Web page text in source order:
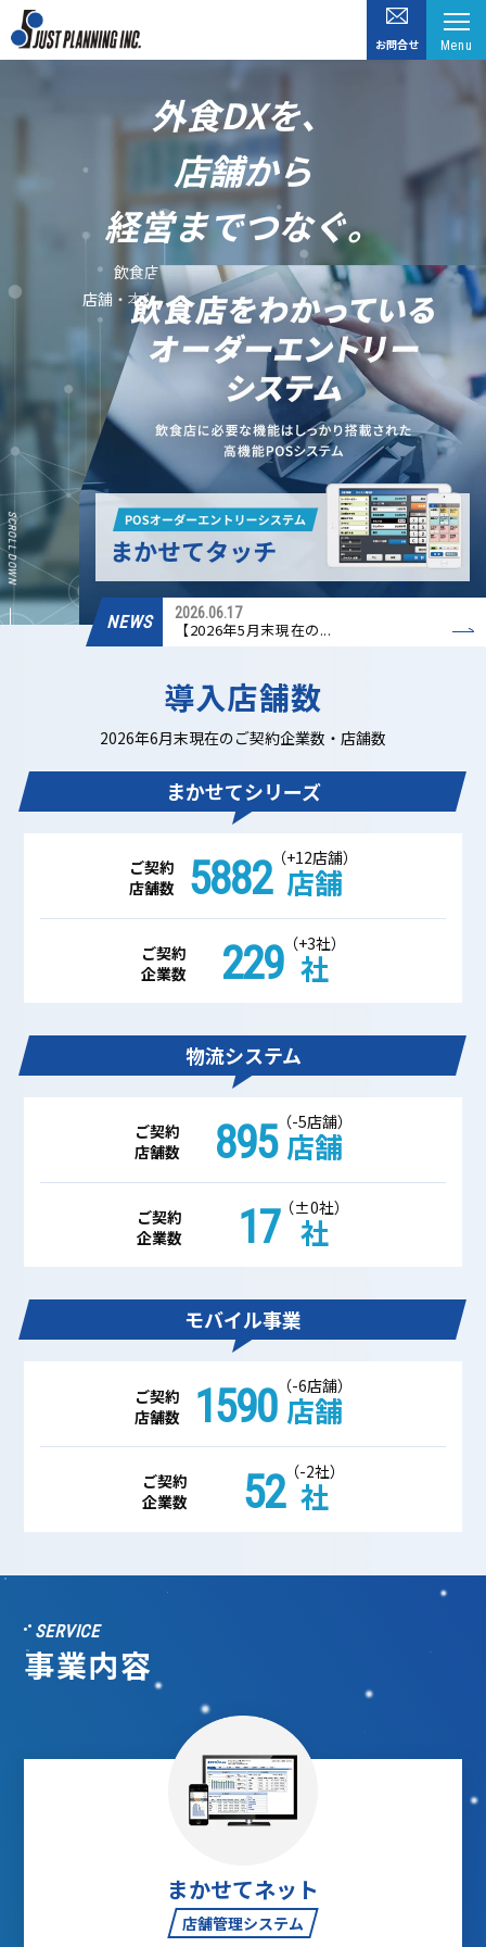
お問合せ Menu
外食DXを、
店舗から
経営までつなぐ。
飲食店経営に必要なデータを統合し、
店舗・本部・顧客を横断したDXを実現します。
SCROLL DOWN
NEWS
2026.05.20
【2026年4月末現在の...
【2026年6月末現在の...
2026.06.17
【2026年5月末現在の...
2026.07.15
【2026年6月末現在の...
【2026年5月末現在の...
【2026年4月末現在の...
導入店舗数
2026年6月末現在のご契約企業数・店舗数
まかせてシリーズ
ご契約
店舗数
5882（+12店舗）
店舗
ご契約
企業数
229 （+3社）
社
物流システム
ご契約
店舗数
895（-5店舗）
店舗
ご契約
企業数
17（±0社）
社
モバイル事業
ご契約
店舗数
1590 （-6店舗）
店舗
ご契約
企業数
52 （-2社）
社
SERVICE
事業内容
まかせてネット
店舗管理システム